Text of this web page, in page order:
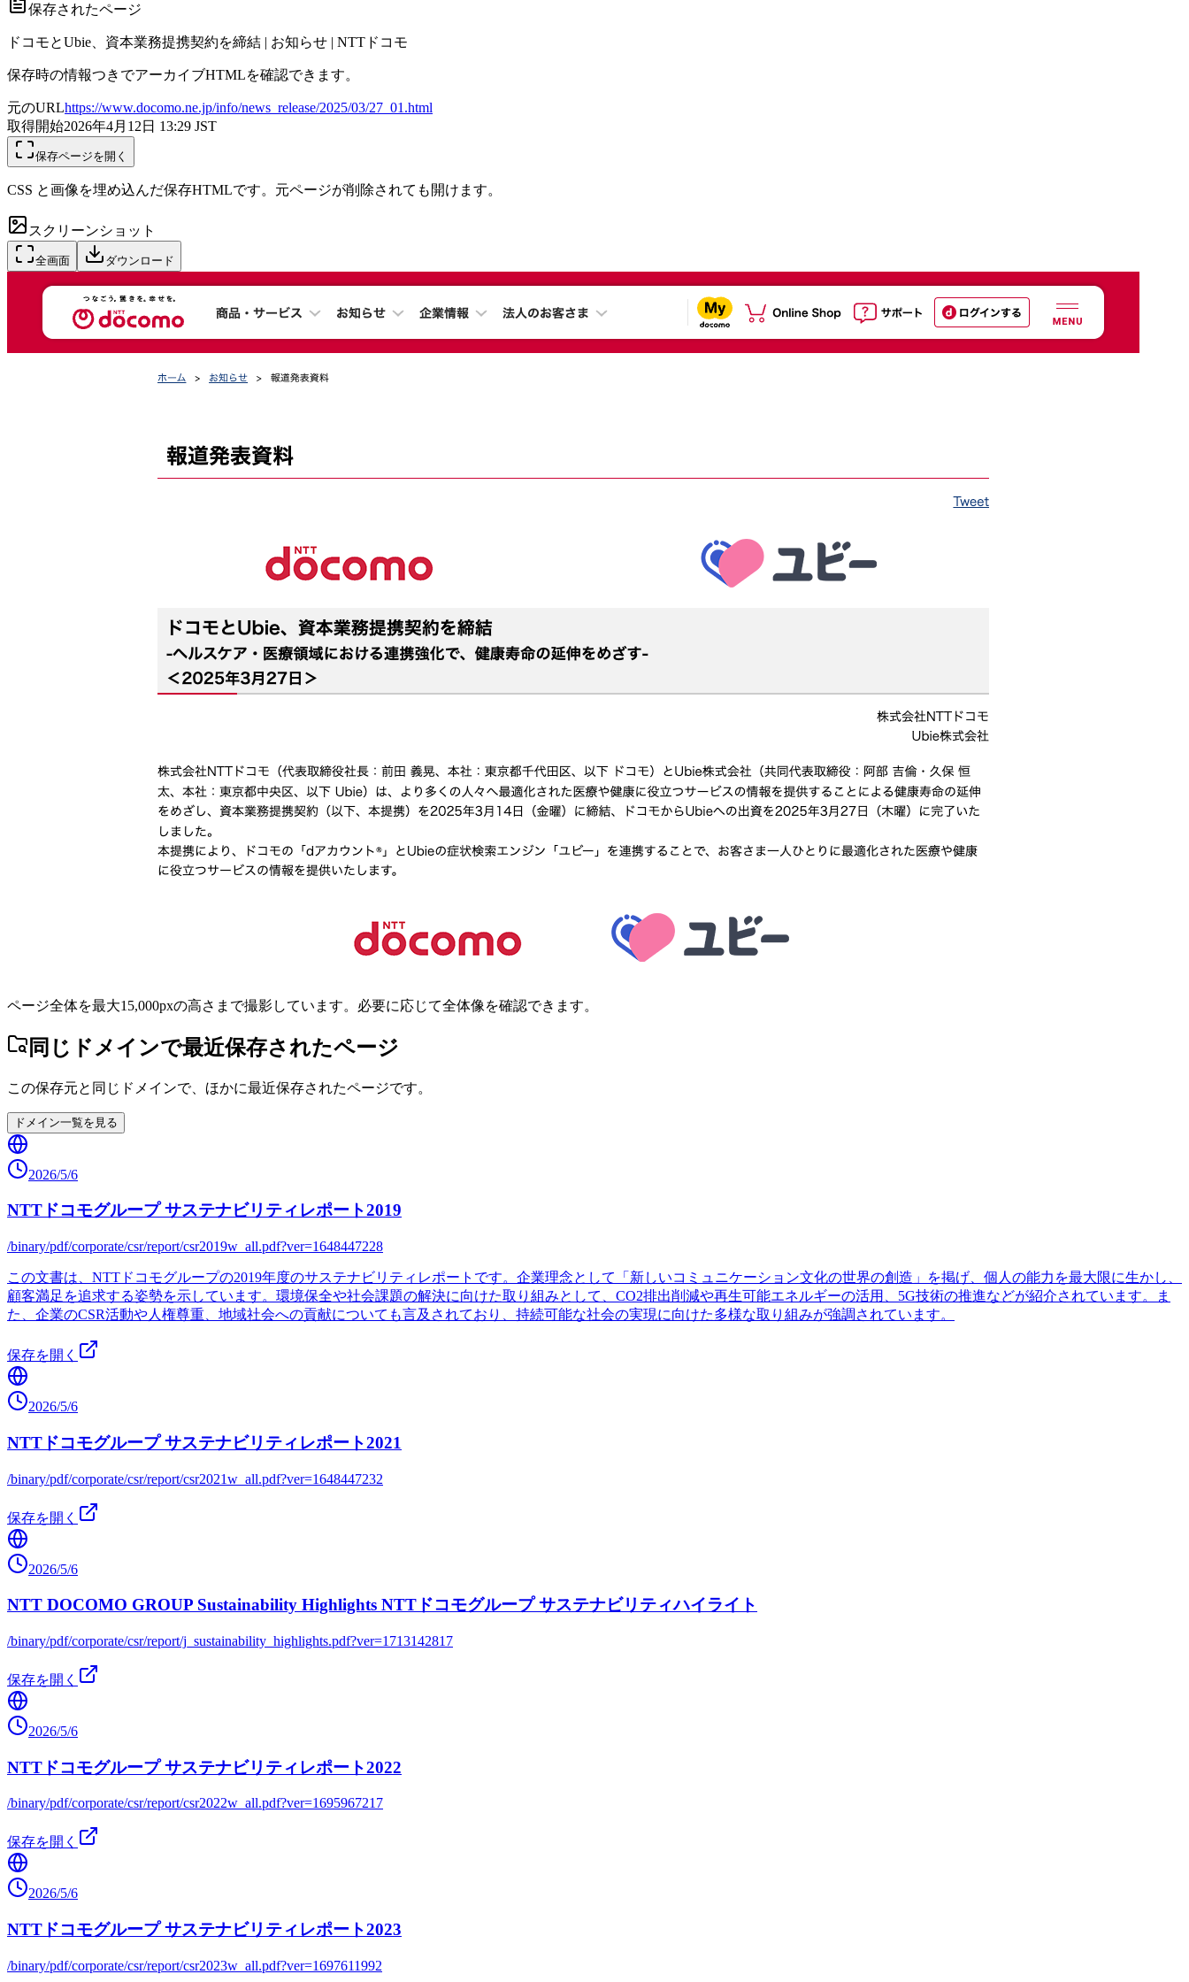
保存されたページ
ドコモとUbie、資本業務提携契約を締結 | お知らせ | NTTドコモ
保存時の情報つきでアーカイブHTMLを確認できます。
元のURLhttps://www.docomo.ne.jp/info/news_release/2025/03/27_01.html
取得開始2026年4月12日 13:29 JST
保存ページを開く
CSS と画像を埋め込んだ保存HTMLです。元ページが削除されても開けます。
スクリーンショット
全画面 ダウンロード
ページ全体を最大15,000pxの高さまで撮影しています。必要に応じて全体像を確認できます。
同じドメインで最近保存されたページ
この保存元と同じドメインで、ほかに最近保存されたページです。
ドメイン一覧を見る
2026/5/6
NTTドコモグループ サステナビリティレポート2019
/binary/pdf/corporate/csr/report/csr2019w_all.pdf?ver=1648447228
この文書は、NTTドコモグループの2019年度のサステナビリティレポートです。企業理念として「新しいコミュニケーション文化の世界の創造」を掲げ、個人の能力を最大限に生かし、
顧客満足を追求する姿勢を示しています。環境保全や社会課題の解決に向けた取り組みとして、CO2排出削減や再生可能エネルギーの活用、5G技術の推進などが紹介されています。ま
た、企業のCSR活動や人権尊重、地域社会への貢献についても言及されており、持続可能な社会の実現に向けた多様な取り組みが強調されています。
保存を開く
2026/5/6
NTTドコモグループ サステナビリティレポート2021
/binary/pdf/corporate/csr/report/csr2021w_all.pdf?ver=1648447232
保存を開く
2026/5/6
NTT DOCOMO GROUP Sustainability Highlights NTTドコモグループ サステナビリティハイライト
/binary/pdf/corporate/csr/report/j_sustainability_highlights.pdf?ver=1713142817
保存を開く
2026/5/6
NTTドコモグループ サステナビリティレポート2022
/binary/pdf/corporate/csr/report/csr2022w_all.pdf?ver=1695967217
保存を開く
2026/5/6
NTTドコモグループ サステナビリティレポート2023
/binary/pdf/corporate/csr/report/csr2023w_all.pdf?ver=1697611992